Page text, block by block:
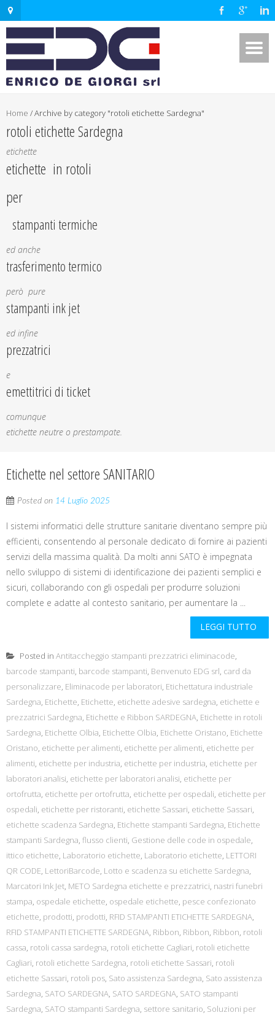
Home /Archive by category "rotoli etichette Sardegna"
rotoli etichette Sardegna
etichette
etichette in rotoli
per
stampanti termiche
ed anche
trasferimento termico
però pure
stampanti ink jet
ed infine
prezzatrici
e
emettitrici di ticket
comunque
etichette neutre o prestampate.
Etichette nel settore SANITARIO
Posted on 14 Luglio 2025
I sistemi informatici delle strutture sanitarie diventano sempre più
efficienti, consentendo al personale dedicato di fornire ai pazienti
servizi della massima qualità. Da molti anni SATO è impegnata
nello sviluppo di sistemi di identificazione dei pazienti semplici e
sicuri, collaborando con gli ospedali per produrre soluzioni
complete e adatte al contesto sanitario, per aumentare la ...
LEGGI TUTTO
Posted in Antitaccheggio stampanti prezzatrici eliminacode,
barcode stampanti, barcode stampanti, Benvenuto EDG srl, card da
personalizzare, Eliminacode per laboratori, Etichettatura industriale
Sardegna, Etichette, Etichette, etichette adesive sardegna, etichette e
prezzatrici Sardegna, Etichette e Ribbon SARDEGNA, Etichette in rotoli
Sardegna, Etichette Olbia, Etichette Olbia, Etichette Oristano, Etichette
Oristano, etichette per alimenti, etichette per alimenti, etichette per
alimenti, etichette per industria, etichette per industria, etichette per
laboratori analisi, etichette per laboratori analisi, etichette per
ortofrutta, etichette per ortofrutta, etichette per ospedali, etichette per
ospedali, etichette per ristoranti, etichette Sassari, etichette Sassari,
etichette scadenza Sardegna, Etichette stampanti Sardegna, Etichette
stampanti Sardegna, flusso clienti, Gestione delle code in ospedale,
ittico etichette, Laboratorio etichette, Laboratorio etichette, LETTORI
QR CODE, LettoriBarcode, Lotto e scadenza su etichette Sardegna,
Marcatori Ink Jet, METO Sardegna etichette e prezzatrici, nastri funebri
stampa, ospedale etichette, ospedale etichette, pesce confezionato
etichette, prodotti, prodotti, RFID STAMPANTI ETICHETTE SARDEGNA,
RFID STAMPANTI ETICHETTE SARDEGNA, Ribbon, Ribbon, Ribbon, rotoli
cassa, rotoli cassa sardegna, rotoli etichette Cagliari, rotoli etichette
Cagliari, rotoli etichette Sardegna, rotoli etichette Sassari, rotoli
etichette Sassari, rotoli pos, Sato assistenza Sardegna, Sato assistenza
Sardegna, SATO SARDEGNA, SATO SARDEGNA, SATO stampanti
Sardegna, SATO stampanti Sardegna, settore sanitario, Soluzioni per